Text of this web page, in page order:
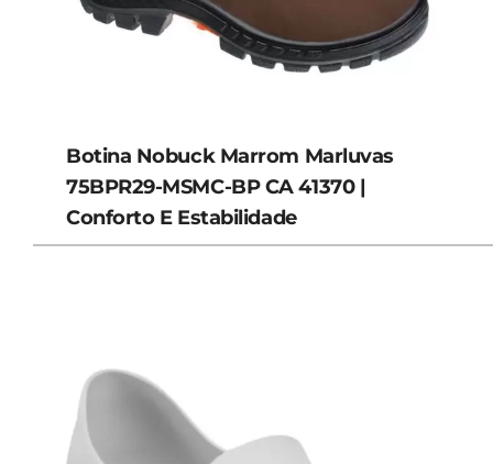
Botina Nobuck Marrom Marluvas
75BPR29-MSMC-BP CA 41370 |
Conforto E Estabilidade